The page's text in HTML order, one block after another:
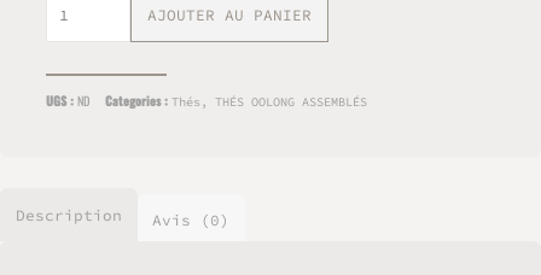
de
Oolong
AJOUTER AU PANIER
UGS :ND Categories :Thés ,THÉS OOLONG ASSEMBLÉS
Description Avis (0)